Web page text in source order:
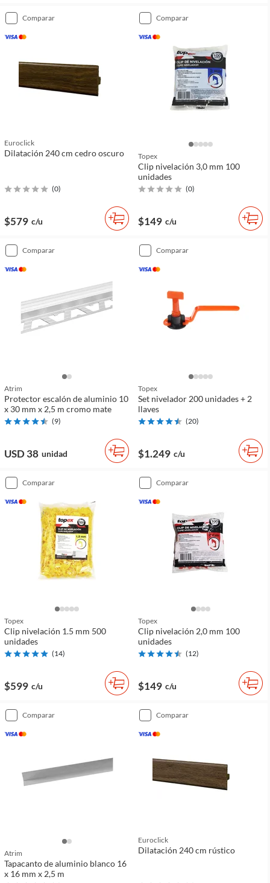
comparar
Euroclick
Dilatación 240 cm cedro oscuro
(0)
$579 c/u
comparar
Topex
Clip nivelación 3,0 mm 100
unidades
(0)
$149 c/u
comparar
Atrim
Protector escalón de aluminio 10
x 30 mm x 2,5 m cromo mate
(9)
USD 38 unidad
comparar
Topex
Set nivelador 200 unidades + 2
llaves
(20)
$1.249 c/u
comparar
Topex
Clip nivelación 1.5 mm 500
unidades
(14)
$599 c/u
comparar
Topex
Clip nivelación 2,0 mm 100
unidades
(12)
$149 c/u
comparar
Atrim
Tapacanto de aluminio blanco 16
x 16 mm x 2,5 m
comparar
Euroclick
Dilatación 240 cm rústico